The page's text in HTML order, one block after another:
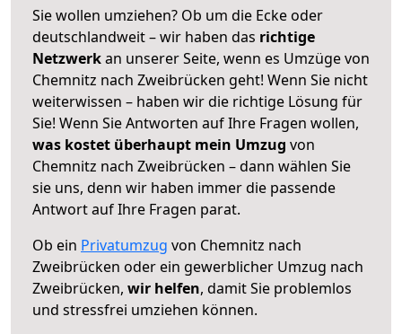
Sie wollen umziehen? Ob um die Ecke oder
deutschlandweit – wir haben das richtige
Netzwerkan unserer Seite, wenn es Umzüge von
Chemnitz nach Zweibrücken geht! Wenn Sie nicht
weiterwissen – haben wir die richtige Lösung für
Sie! Wenn Sie Antworten auf Ihre Fragen wollen,
was kostet überhaupt mein Umzug von
Chemnitz nach Zweibrücken – dann wählen Sie
sie uns, denn wir haben immer die passende
Antwort auf Ihre Fragen parat.
Ob ein Privatumzug von Chemnitz nach
Zweibrücken oder ein gewerblicher Umzug nach
Zweibrücken, wir helfen, damit Sie problemlos
und stressfrei umziehen können.